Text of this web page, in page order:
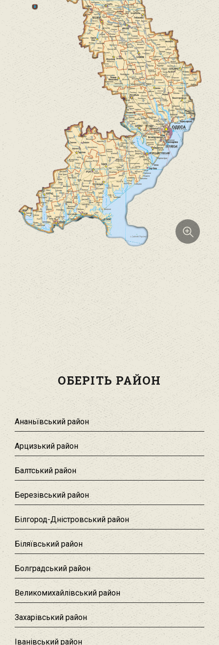
ОБЕРІТЬ РАЙОН
Ананьївський район‎
Арцизький район‎
Балтський район‎
Березівський район
Білгород-Дністровський район
Біляївський район‎
Болградський район
Великомихайлівський район‎
Захарівський район
Іванівський район